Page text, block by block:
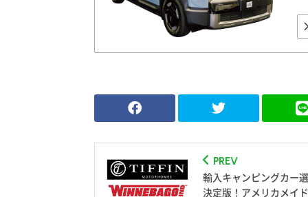
PREV
輸入キャンピングカー
決定版！アメリカメイ